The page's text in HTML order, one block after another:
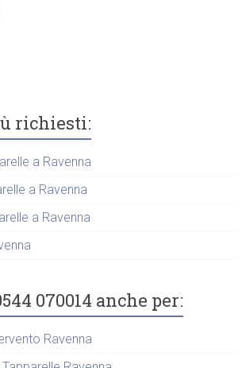
richiesti:
a Ravenna
a Ravenna
a Ravenna
070014 anche per:
Ravenna